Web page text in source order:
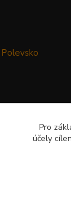
Pro
účely